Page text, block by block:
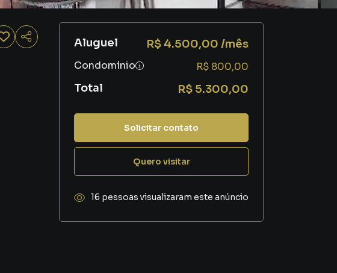
Aluguel R$ 4.500,00 /mês
Condomínio R$ 800,00
Total R$ 5.300,00
Solicitar contato
Quero visitar
16 pessoas visualizaram este anúncio